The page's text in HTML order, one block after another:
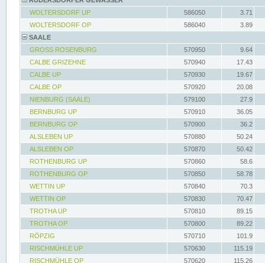
WOLTERSDORF UP
586050
3.71
WOLTERSDORF OP
586040
3.89
SAALE
GROSS ROSENBURG
570950
9.64
CALBE GRIZEHNE
570940
17.43
CALBE UP
570930
19.67
CALBE OP
570920
20.08
NIENBURG (SAALE)
579100
27.9
BERNBURG UP
570910
36.05
BERNBURG OP
570900
36.2
ALSLEBEN UP
570880
50.24
ALSLEBEN OP
570870
50.42
ROTHENBURG UP
570860
58.6
ROTHENBURG OP
570850
58.78
WETTIN UP
570840
70.3
WETTIN OP
570830
70.47
TROTHA UP
570810
89.15
TROTHA OP
570800
89.22
RÖPZIG
570710
101.9
RISCHMÜHLE UP
570630
115.19
RISCHMÜHLE OP
570620 115.26